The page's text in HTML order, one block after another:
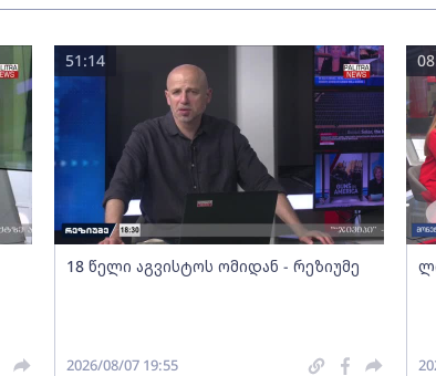
18 წელი აგვისტოს ომიდან - რეზიუმე
51:14
2026/08/07 19:55